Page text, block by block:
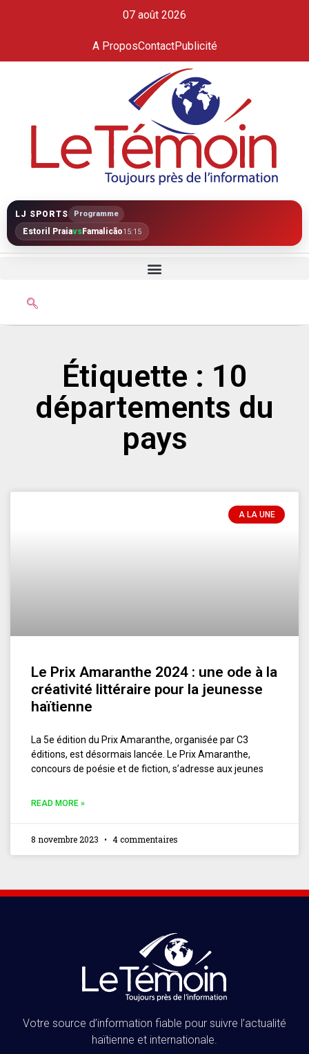
07 août 2026
A ProposContactPublicité
LJ SPORTS Programme
Estoril PraiavsFamalicão15:15
Étiquette : 10
départements du
pays
A LA UNE
Le Prix Amaranthe 2024 : une ode à la
créativité littéraire pour la jeunesse
haïtienne
La 5e édition du Prix Amaranthe, organisée par C3
éditions, est désormais lancée. Le Prix Amaranthe,
concours de poésie et de fiction, s’adresse aux jeunes
READ MORE »
8 novembre 2023 4 commentaires
Votre source d’information fiable pour suivre l’actualité
haïtienne et internationale.